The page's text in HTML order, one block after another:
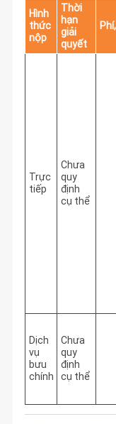
Hình
thức
nộp
Thời
hạn
giải
quyết
Trực
tiếp
Chưa
quy
định
cụ thể
Dịch
vụ
bưu
chính
Chưa
quy
định
cụ thể